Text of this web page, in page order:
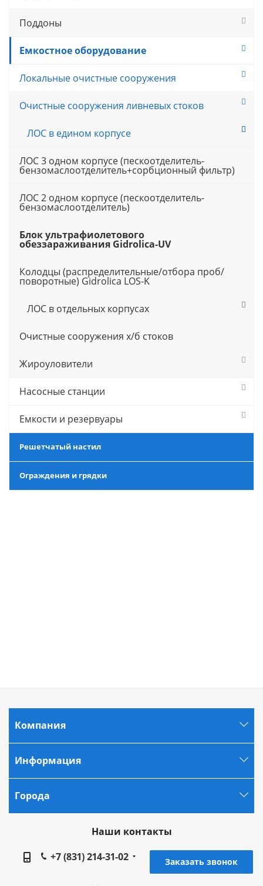
Поддоны
Емкостное оборудование
Локальные очистные сооружения
Очистные сооружения ливневых стоков
ЛОС в едином корпусе
ЛОС 3 одном корпусе (пескоотделитель-
бензомаслоотделитель+сорбционный фильтр)
ЛОС 2 одном корпусе (пескоотделитель-
бензомаслоотделитель)
Блок ультрафиолетового
обеззараживания Gidrolica-UV
Колодцы (распределительные/отбора проб/
поворотные) Gidrolica LOS-K
ЛОС в отдельных корпусах
Очистные сооружения х/б стоков
Жироуловители
Насосные станции
Емкости и резервуары
Решетчатый настил
Ограждения и грядки
Компания
Информация
Города
Наши контакты
+7 (831) 214-31-02
Заказать звонок